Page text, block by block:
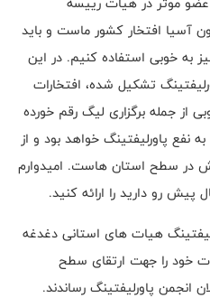
آسیا افتخار کشور ماست و باید
به خوبی استفاده کنیم. در این
تشکیل شده، افتخارات
از جمله برگزاری لیگ رقم خورده
نفع پاورلیفتینگ خواهد بود و از
در سطح استان هاست. امیدوارم
پیش رو دارید را ارائه کنید.
هیات های استانی دغدغه
خود را جهت ارتقای سطح
انجمن پاورلیفتینگ رساندند.